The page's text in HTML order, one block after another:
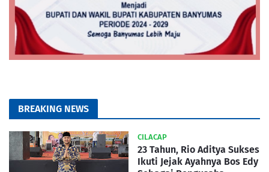
BREAKING NEWS
CILACAP
23 Tahun, Rio Aditya Sukses
Ikuti Jejak Ayahnya Bos Edy